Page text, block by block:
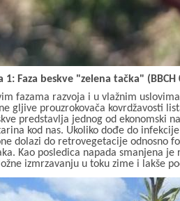
1: Faza beskve "zelena tačka" (BBCH
fazama razvoja i u vlažnim
gljive prouzrokovača kovrdžavosti
predstavlja jednog od ekonomski
kod nas. Ukoliko dođe do
dolazi do retrovegetacije odnosno
Kao posledica napada smanjena
izmrzavanju u toku zime i lakše